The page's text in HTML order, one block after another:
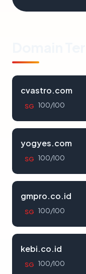
cvastro.com
SG 100/100
yogyes.com
SG 100/100
gmpro.co.id
SG 100/100
kebi.co.id
SG 100/100